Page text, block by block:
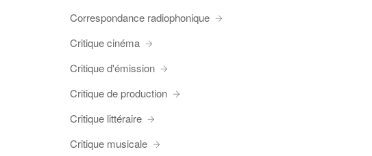
Correspondance radiophonique
Critique cinéma
Critique d'émission
Critique de production
Critique littéraire
Critique musicale